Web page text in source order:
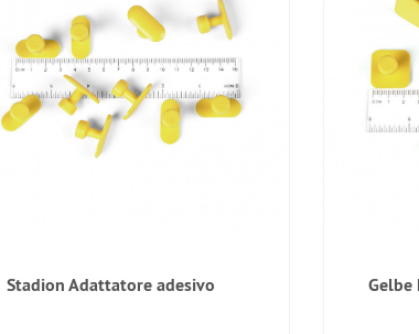
Stadion Adattatore adesivo